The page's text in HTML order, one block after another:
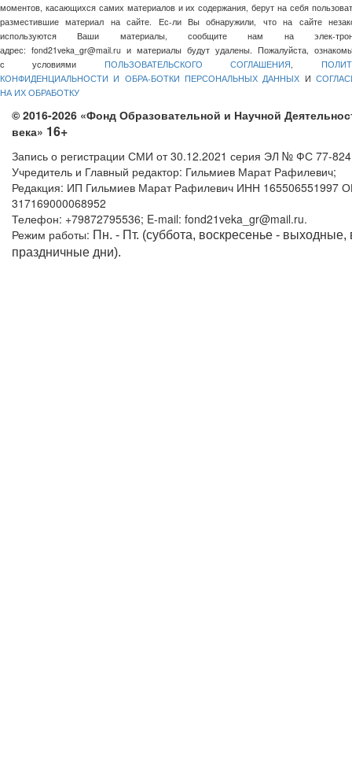
моментов, касающихся самих материалов и их содержания, берут на себя
разместившие материал на сайте. Ес-ли Вы обнаружили, что на сайте
используются Ваши материалы, сообщите нам на элек-
адрес: fond21veka_gr@mail.ru и материалы будут удалены. Пожалуйста,
с условиями ПОЛЬЗОВАТЕЛЬСКОГО СОГЛАШЕНИЯ,
КОНФИДЕНЦИАЛЬНОСТИ И ОБРА-БОТКИ ПЕРСОНАЛЬНЫХ ДАННЫХ И
НА ИХ ОБРАБОТКУ
© 2016-2026 «Фонд Образовательной и Научной
века» 16+
Запись о регистрации СМИ от 30.12.2021 серия ЭЛ № ФС 77-
Учредитель и Главный редактор: Гильмиев Марат Рафилевич;
Редакция: ИП Гильмиев Марат Рафилевич ИНН 165506551997
317169000068952
Телефон: +79872795536; E-mail: fond21veka_gr@mail.ru.
Режим работы: Пн. - Пт. (суббота, воскресенье - выходные,
праздничные дни).